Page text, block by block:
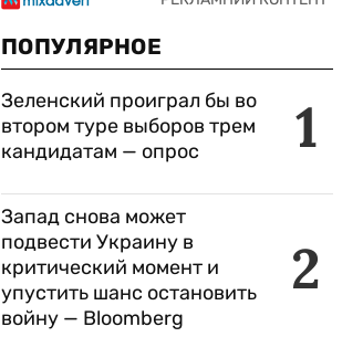
ПОПУЛЯРНОЕ
1
Зеленский проиграл бы во
втором туре выборов трем
кандидатам — опрос
2
Запад снова может
подвести Украину в
критический момент и
упустить шанс остановить
войну — Bloomberg